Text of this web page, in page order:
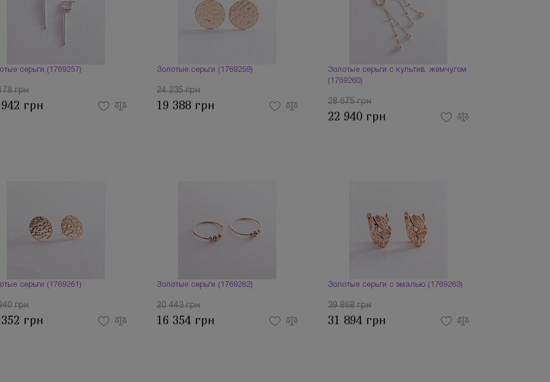
серьги (1769257)
грн
грн
Золотые серьги (1769259)
24 235 грн
19 388 грн
Золотые серьги с культив. жемчугом
(1769260)
28 675 грн
22 940 грн
серьги (1769261)
грн
грн
Золотые серьги (1769262)
20 443 грн
16 354 грн
Золотые серьги с эмалью (1769263)
39 868 грн
31 894 грн